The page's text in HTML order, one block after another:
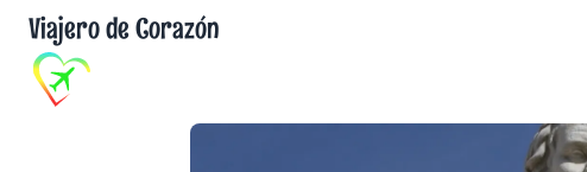
Viajero de Corazón